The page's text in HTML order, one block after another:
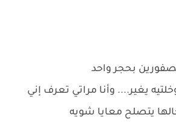
بحجر واحد
يغير.... وأنا مراتي تعرف إني
يتصلح معايا شويه